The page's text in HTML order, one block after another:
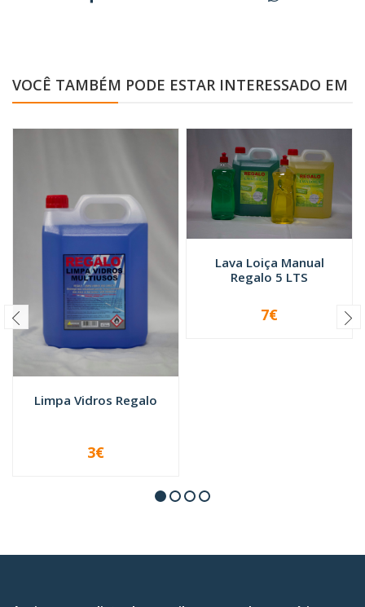
VOCÊ TAMBÉM PODE ESTAR INTERESSADO EM
Limpa Vidros Regalo
VER OPÇÕES
3€
Lava Loiça Manual
Regalo 5 LTS
+
7€